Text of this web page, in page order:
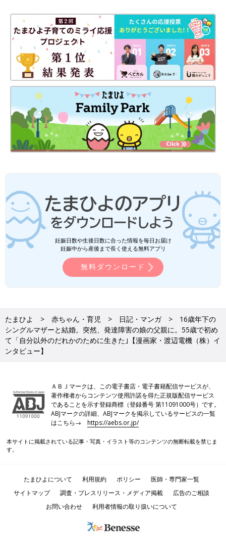
妊娠日数や生後日数に合った情報を毎日お届け
妊娠中から産後まで長く使える無料アプリ
無料ダウンロード
たまひよ 赤ちゃん・育児 日記・マンガ
16歳年下の
シングルマザーと結婚。突然、発達障害の娘の父親に。55歳で初め
て「自分以外のだれかのために生きた｣【漫画家・渡辺電機（株）イ
ンタビュー】
ＡＢＪマークは、この電子書店・電子書籍配信サービスが、
著作権者からコンテンツ使用許諾を得た正規版配信サービス
であることを示す登録商標（登録番号 第11091000号）です。
ABJマークの詳細、ABJマークを掲示しているサービスの一覧
はこちら→https://aebs.or.jp/
本サイトに掲載されている記事・写真・イラスト等のコンテンツの無断転載を禁じま
す。
たまひよについて 利用規約 ポリシー
医師・専門家一覧
サイトマップ
調査・プレスリリース・メディア掲載
広告のご相談
お問い合わせ
利用者情報の取り扱いについて